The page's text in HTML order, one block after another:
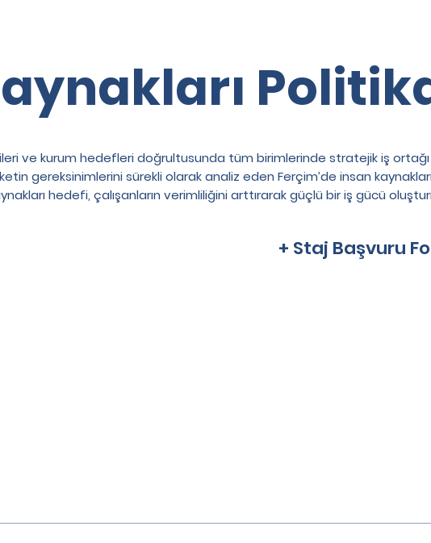
ve kurum hedefleri doğrultusunda tüm birimlerinde stratejik iş ortağı
gereksinimlerini sürekli olarak analiz eden Ferçim’de insan
hedefi, çalışanların verimliliğini arttırarak güçlü bir iş gücü
+ Staj Başvuru